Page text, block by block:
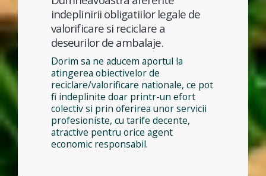
indeplinirii obligatiilor legale de
valorificare si reciclare a
deseurilor de ambalaje.
Dorim sa ne aducem aportul la
atingerea obiectivelor de
reciclare/valorificare nationale, ce pot
fi indeplinite doar printr-un efort
colectiv si prin oferirea unor servicii
profesioniste, cu tarife decente,
atractive pentru orice agent
economic responsabil.